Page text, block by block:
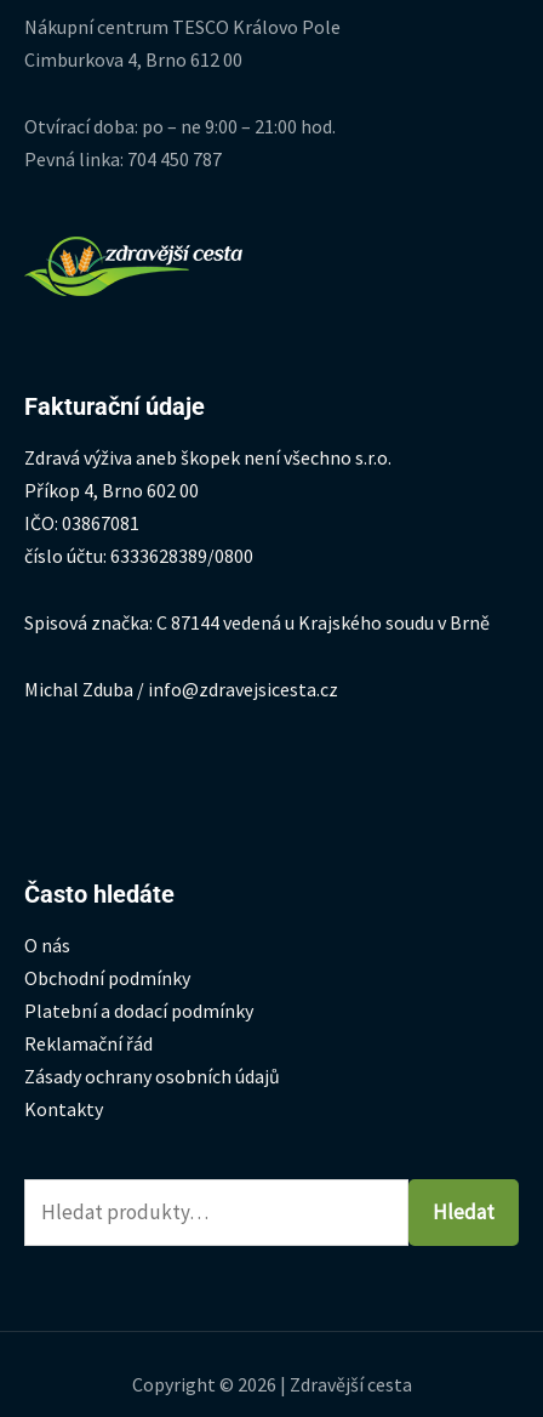
Nákupní centrum TESCO Královo Pole
Cimburkova 4, Brno 612 00
Otvírací doba: po – ne 9:00 – 21:00 hod.
Pevná linka: 704 450 787
Fakturační údaje
Zdravá výživa aneb škopek není všechno s.r.o.
Příkop 4, Brno 602 00
IČO: 03867081
číslo účtu: 6333628389/0800
Spisová značka: C 87144 vedená u Krajského soudu v Brně
Michal Zduba / info@zdravejsicesta.cz
Často hledáte
O nás
Obchodní podmínky
Platební a dodací podmínky
Reklamační řád
Zásady ochrany osobních údajů
Kontakty
Hledat:
Hledat
Copyright © 2026 | Zdravější cesta